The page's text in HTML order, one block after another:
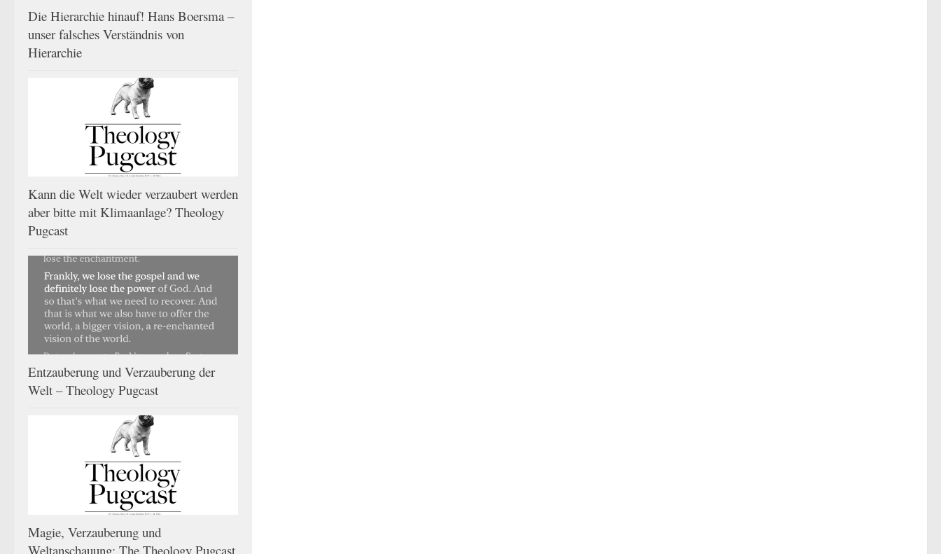
Die Hierarchie hinauf! Hans Boersma –
unser falsches Verständnis von
Hierarchie
Kann die Welt wieder verzaubert werden
aber bitte mit Klimaanlage? Theology
Pugcast
Entzauberung und Verzauberung der
Welt – Theology Pugcast
Magie, Verzauberung und
Weltanschauung: The Theology Pugcast